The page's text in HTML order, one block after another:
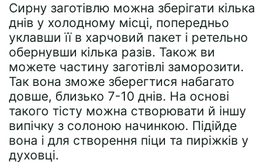
Сирну заготівлю можна зберігати кілька
днів у холодному місці, попередньо
уклавши її в харчовий пакет і ретельно
обернувши кілька разів. Також ви
можете частину заготівлі заморозити.
Так вона зможе зберегтися набагато
довше, близько 7-10 днів. На основі
такого тісту можна створювати й іншу
випічку з солоною начинкою. Підійде
вона і для створення піци та пиріжків у
духовці.